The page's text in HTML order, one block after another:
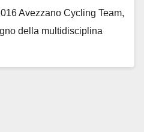
Avezzano Cycling Team,
della multidisciplina